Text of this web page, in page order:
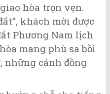
hòa trọn vẹn.
khách mời được
Phương Nam lịch
mang phù sa bồi
những cánh đồng